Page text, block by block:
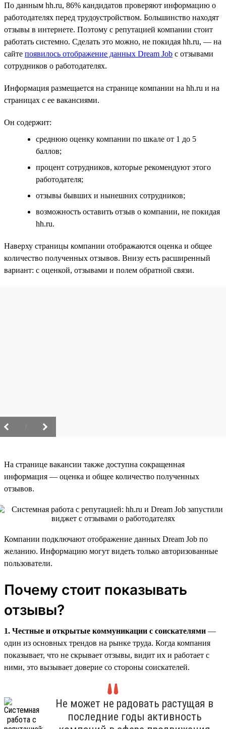
По данным hh.ru, 86% кандидатов проверяют информацию о
работодателях перед трудоустройством. Большинство находят
отзывы в интернете. Поэтому с репутацией компании стоит
работать системно. Сделать это можно, не покидая hh.ru, — на
сайте появилось отображение данных Dream Job с отзывами
сотрудников о работодателях.
Информация размещается на странице компании на hh.ru и на
страницах с ее вакансиями.
Он содержит:
среднюю оценку компании по шкале от 1 до 5
баллов;
процент сотрудников, которые рекомендуют этого
работодателя;
отзывы бывших и нынешних сотрудников;
возможность оставить отзыв о компании, не покидая
hh.ru.
Наверху страницы компании отображаются оценка и общее
количество полученных отзывов. Внизу есть расширенный
вариант: с оценкой, отзывами и полем обратной связи.
На странице вакансии также доступна сокращенная
информация — оценка и общее количество полученных
отзывов.
Компании подключают отображение данных Dream Job по
желанию. Информацию могут видеть только авторизованные
пользователи.
Почему стоит показывать
отзывы?
1. Честные и открытые коммуникации с соискателями —
один из основных трендов на рынке труда. Когда компания
показывает, что не скрывает отзывы, видит их и работает с
ними, это вызывает доверие со стороны соискателей.
Не может не радовать растущая в
последние годы активность